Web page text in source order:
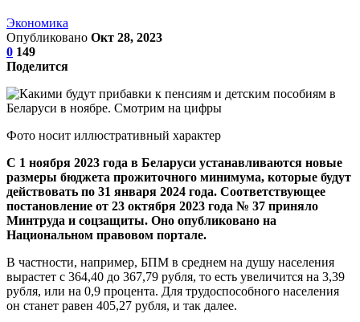
Экономика
Опубликовано Окт 28, 2023
0 149
Поделится
Фото носит иллюстративный характер
С 1 ноября 2023 года в Беларуси устанавливаются новые
размеры бюджета прожиточного минимума, которые будут
действовать по 31 января 2024 года. Соответствующее
постановление от 23 октября 2023 года № 37 приняло
Минтруда и соцзащиты. Оно опубликовано на
Национальном правовом портале.
В частности, например, БПМ в среднем на душу населения
вырастет с 364,40 до 367,79 рубля, то есть увеличится на 3,39
рубля, или на 0,9 процента. Для трудоспособного населения
он станет равен 405,27 рубля, и так далее.